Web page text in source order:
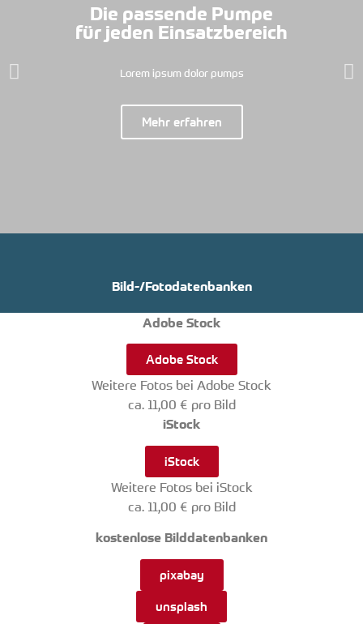
Die passende Pumpe
für jeden Einsatzbereich
Lorem ipsum dolor pumps
Mehr erfahren
Bild-/Fotodatenbanken
Adobe Stock
Adobe Stock
Weitere Fotos bei Adobe Stock
ca. 11,00 € pro Bild
iStock
iStock
Weitere Fotos bei iStock
ca. 11,00 € pro Bild
kostenlose Bilddatenbanken
pixabay
unsplash